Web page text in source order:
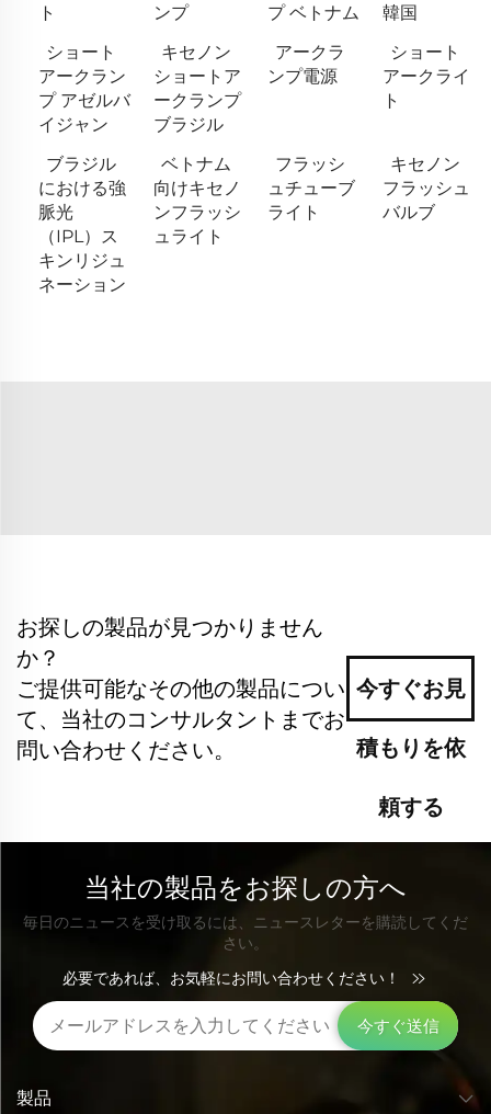
ト
ンプ
プ ベトナム
韓国
ショート
アークラン
プ アゼルバ
イジャン
キセノン
ショートア
ークランプ
ブラジル
アークラ
ンプ電源
ショート
アークライ
ト
ブラジル
における強
脈光
（IPL）ス
キンリジュ
ネーション
ベトナム
向けキセノ
ンフラッシ
ュライト
フラッシ
ュチューブ
ライト
キセノン
フラッシュ
バルブ
お探しの製品が見つかりません
か？
ご提供可能なその他の製品につい
て、当社のコンサルタントまでお
問い合わせください。
今すぐお見
積もりを依
頼する
当社の製品をお探しの方へ
毎日のニュースを受け取るには、ニュースレターを購読してくだ
さい。
必要であれば、お気軽にお問い合わせください！
今すぐ送信
製品